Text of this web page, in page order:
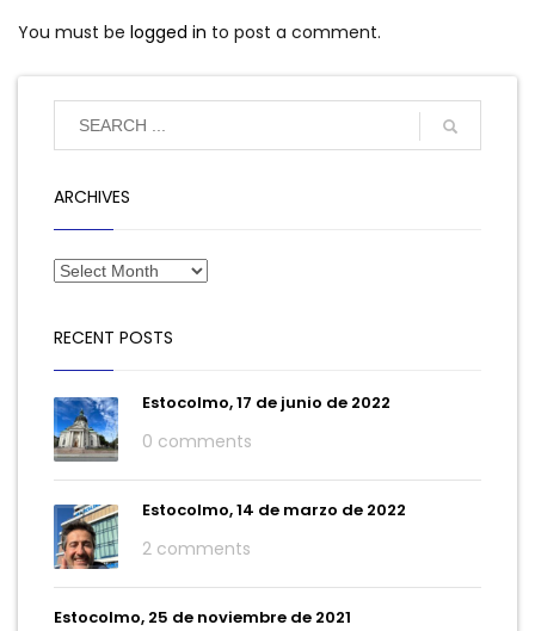
You must be logged in to post a comment.
ARCHIVES
RECENT POSTS
Estocolmo, 17 de junio de 2022
0 comments
Estocolmo, 14 de marzo de 2022
2 comments
Estocolmo, 25 de noviembre de 2021